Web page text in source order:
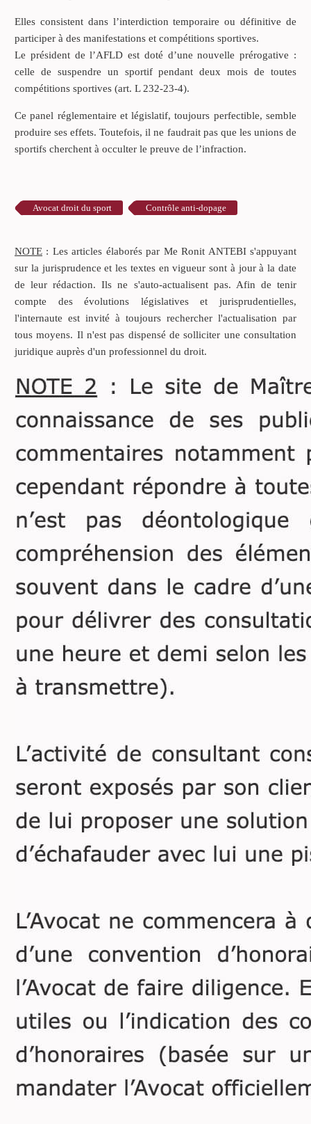
Elles consistent dans l’interdiction temporaire ou définitive de
participer à des manifestations et compétitions sportives.
Le président de l’AFLD est doté d’une nouvelle prérogative :
celle de suspendre un sportif pendant deux mois de toutes
compétitions sportives (art. L 232-23-4).
Ce panel réglementaire et législatif, toujours perfectible, semble
produire ses effets. Toutefois, il ne faudrait pas que les unions de
sportifs cherchent à occulter le preuve de l’infraction.
Avocat droit du sport Contrôle anti-dopage
NOTE : Les articles élaborés par Me Ronit ANTEBI s'appuyant
sur la jurisprudence et les textes en vigueur sont à jour à la date
de leur rédaction. Ils ne s'auto-actualisent pas. Afin de tenir
compte des évolutions législatives et jurisprudentielles,
l'internaute est invité à toujours rechercher l'actualisation par
tous moyens. Il n'est pas dispensé de solliciter une consultation
juridique auprès d'un professionnel du droit.